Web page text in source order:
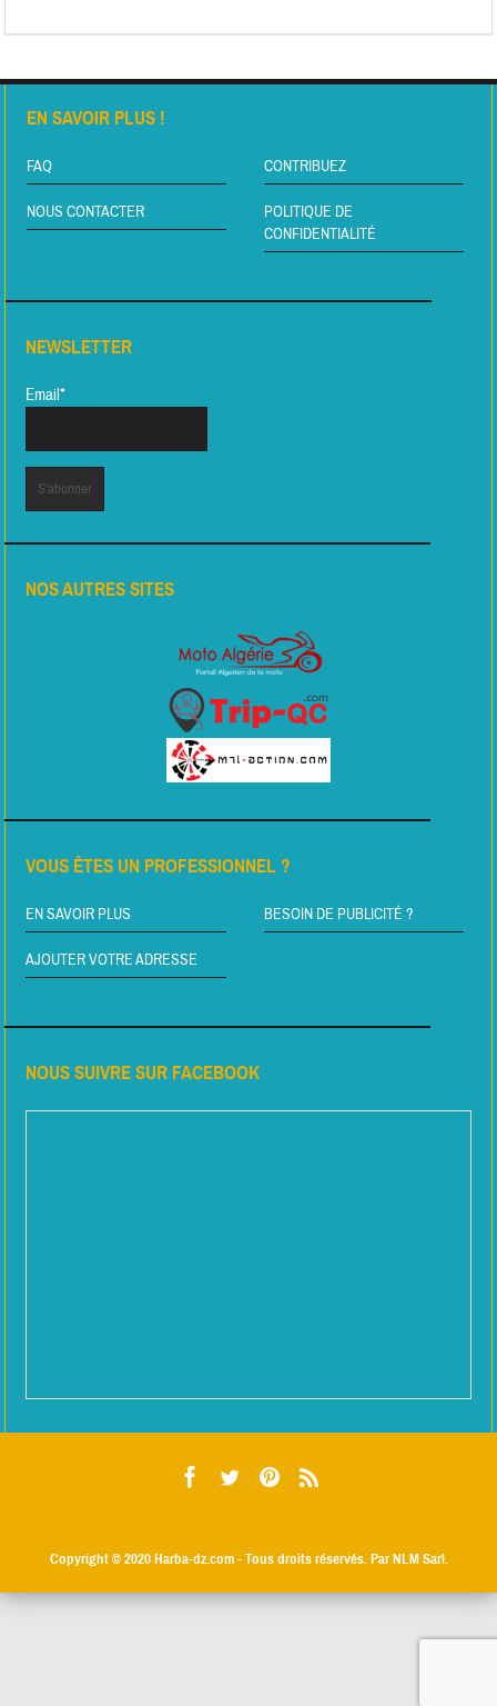
EN SAVOIR PLUS !
FAQ CONTRIBUEZ
NOUS CONTACTER
POLITIQUE DE
CONFIDENTIALITÉ
NEWSLETTER
Email*
NOS AUTRES SITES
VOUS ÊTES UN PROFESSIONNEL ?
EN SAVOIR PLUS BESOIN DE PUBLICITÉ ?
AJOUTER VOTRE ADRESSE
NOUS SUIVRE SUR FACEBOOK
Copyright © 2020Harba-dz.com- Tous droits réservés. Par NLM Sarl.